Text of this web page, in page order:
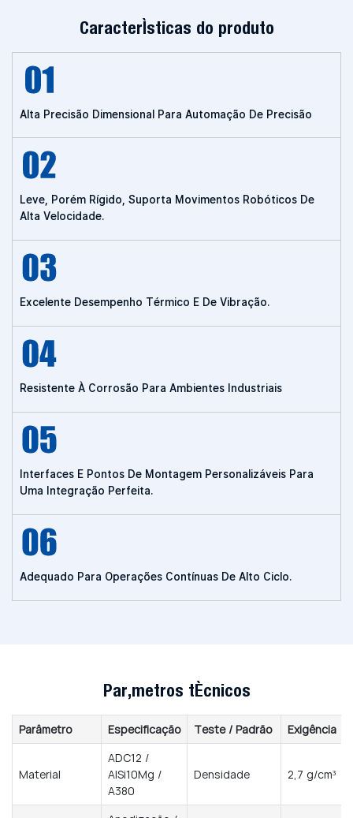
Características do produto
Alta Precisão Dimensional Para Automação De Precisão
Leve, Porém Rígido, Suporta Movimentos Robóticos De
Alta Velocidade.
Excelente Desempenho Térmico E De Vibração.
Resistente À Corrosão Para Ambientes Industriais
Interfaces E Pontos De Montagem Personalizáveis ​​para
Uma Integração Perfeita.
Adequado Para Operações Contínuas De Alto Ciclo.
Parâmetros técnicos
Parâmetro Especificação Teste / Padrão Exigência
Material
ADC12 /
AlSi10Mg /
A380
Densidade 2,7 g/cm³